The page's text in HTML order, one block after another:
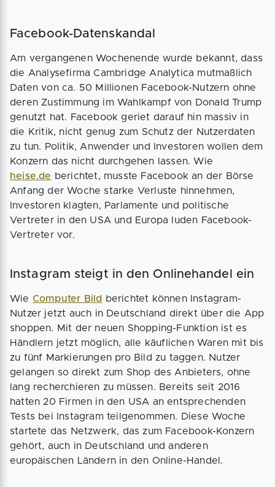
Facebook-Datenskandal
Am vergangenen Wochenende wurde bekannt, dass
die Analysefirma Cambridge Analytica mutmaßlich
Daten von ca. 50 Millionen Facebook-Nutzern ohne
deren Zustimmung im Wahlkampf von Donald Trump
genutzt hat. Facebook geriet darauf hin massiv in
die Kritik, nicht genug zum Schutz der Nutzerdaten
zu tun. Politik, Anwender und Investoren wollen dem
Konzern das nicht durchgehen lassen. Wie
heise.de berichtet, musste Facebook an der Börse
Anfang der Woche starke Verluste hinnehmen,
Investoren klagten, Parlamente und politische
Vertreter in den USA und Europa luden Facebook-
Vertreter vor.
Instagram steigt in den Onlinehandel ein
Wie Computer Bild
berichtet können Instagram-
Nutzer jetzt auch in Deutschland direkt über die App
shoppen. Mit der neuen Shopping-Funktion ist es
Händlern jetzt möglich, alle käuflichen Waren mit bis
zu fünf Markierungen pro Bild zu taggen. Nutzer
gelangen so direkt zum Shop des Anbieters, ohne
lang recherchieren zu müssen. Bereits seit 2016
hatten 20 Firmen in den USA an entsprechenden
Tests bei Instagram teilgenommen. Diese Woche
startete das Netzwerk, das zum Facebook-Konzern
gehört, auch in Deutschland und anderen
europäischen Ländern in den Online-Handel.